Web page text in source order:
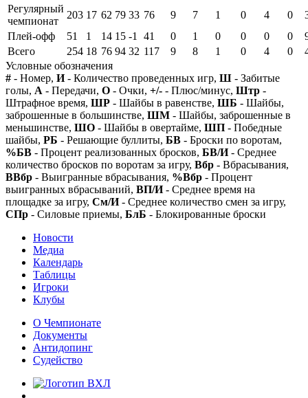
Регулярный
чемпионат
203 17 62 79 33 76 9 7 1 0 4 0
Плей-офф
51 1 14 15 -1 41 0 1 0 0 0 0
Всего
254 18 76 94 32 117 9 8 1 0 4 0
Условные обозначения
# - Номер, И- Количество проведенных игр, Ш - Забитые
голы, А - Передачи, О - Очки, +/- - Плюс/минус, Штр -
Штрафное время, ШР - Шайбы в равенстве, ШБ - Шайбы,
заброшенные в большинстве, ШМ - Шайбы, заброшенные в
меньшинстве, ШО - Шайбы в овертайме, ШП - Победные
шайбы, РБ - Решающие буллиты, БВ - Броски по воротам,
%БВ - Процент реализованных бросков, БВ/И- Среднее
количество бросков по воротам за игру, Вбр - Вбрасывания,
ВВбр - Выигранные вбрасывания, %Вбр - Процент
выигранных вбрасываний, ВП/И- Среднее время на
площадке за игру, См/И- Среднее количество смен за игру,
СПр - Силовые приемы, БлБ - Блокированные броски
Новости
Медиа
Календарь
Таблицы
Игроки
Клубы
О Чемпионате
Документы
Антидопинг
Судейство